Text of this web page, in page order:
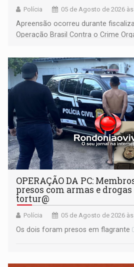
Polícia 05 de Agosto de 2026
Apreensão ocorreu durante
Operação Brasil Contra o Crime
OPERAÇÃO DA PC:
presos com armas e
tortur@
Polícia 05 de Agosto de 2026
Os dois foram presos em flagrante